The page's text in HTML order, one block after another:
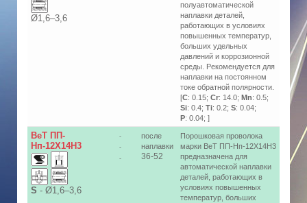
Ø1,6–3,6
полуавтоматической
наплавки деталей,
работающих в условиях
повышенных температур,
больших удельных
давлений и коррозионной
среды. Рекомендуется для
наплавки на постоянном
токе обратной полярности.
[C: 0.15; Cr: 14.0; Mn: 0.5;
Si: 0.4; Ti: 0.2; S: 0.04;
P: 0.04; ]
ВеТ ПП-
Нп-12Х14Н3
S - Ø1,6–3,6
-
-
-
после
наплавки
36-52
Порошковая проволока
марки ВеТ ПП-Нп-12Х14Н3
предназначена для
автоматической наплавки
деталей, работающих в
условиях повышенных
температур, больших